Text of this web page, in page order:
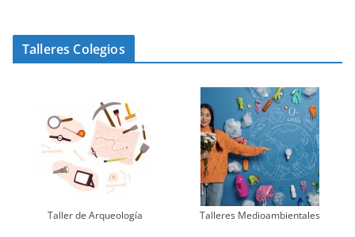
Talleres Colegios
Taller de Arqueología Talleres Medioambientales